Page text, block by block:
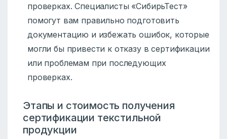
проверках. Специалисты «СибирьТест»
помогут вам правильно подготовить
документацию и избежать ошибок, которые
могли бы привести к отказу в сертификации
или проблемам при последующих
проверках.
Этапы и стоимость получения
сертификации текстильной
продукции